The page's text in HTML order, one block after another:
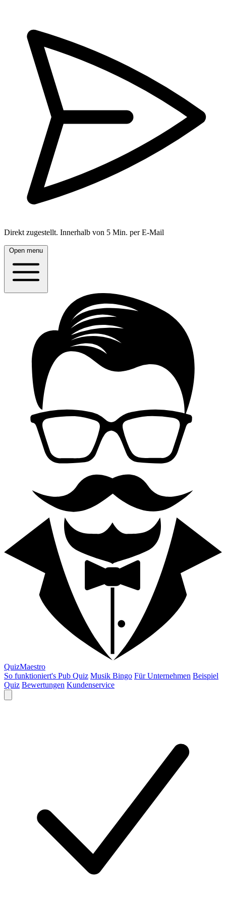
Direkt zugestellt. Innerhalb von 5 Min. per E-Mail
Open menu
QuizMaestro
So funktioniert's Pub Quiz Musik Bingo Für Unternehmen Beispiel
Quiz Bewertungen Kundenservice